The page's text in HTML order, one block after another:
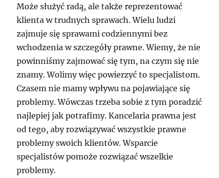
Może służyć radą, ale także reprezentować
klienta w trudnych sprawach. Wielu ludzi
zajmuje się sprawami codziennymi bez
wchodzenia w szczegóły prawne. Wiemy, że nie
powinniśmy zajmować się tym, na czym się nie
znamy. Wolimy więc powierzyć to specjalistom.
Czasem nie mamy wpływu na pojawiające się
problemy. Wówczas trzeba sobie z tym poradzić
najlepiej jak potrafimy. Kancelaria prawna jest
od tego, aby rozwiązywać wszystkie prawne
problemy swoich klientów. Wsparcie
specjalistów pomoże rozwiązać wszelkie
problemy.